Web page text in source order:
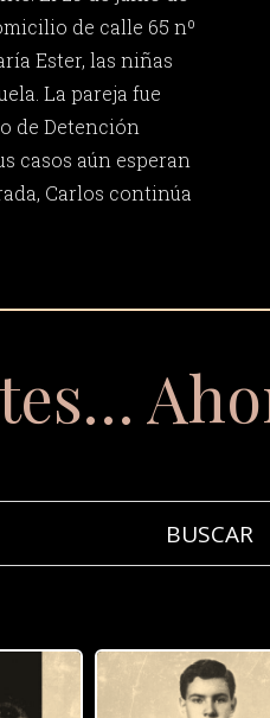
de calle 65 nº
Ester, las niñas
La pareja fue
de Detención
casos aún esperan
Carlos continúa